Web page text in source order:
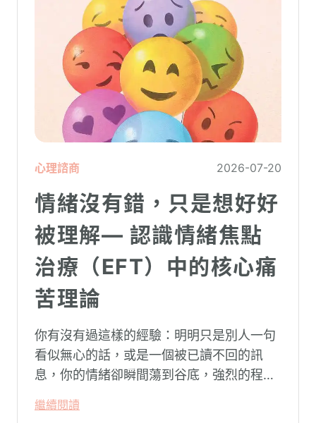
心理諮商 2026-07-20
情緒沒有錯，只是想好好
被理解— 認識情緒焦點
治療（EFT）中的核心痛
苦理論
你有沒有過這樣的經驗：明明只是別人一句
看似無心的話，或是一個被已讀不回的訊
息，你的情緒卻瞬間蕩到谷底，強烈的程度
怪：「事情真的有這麼嚴重嗎？」
繼續閱讀